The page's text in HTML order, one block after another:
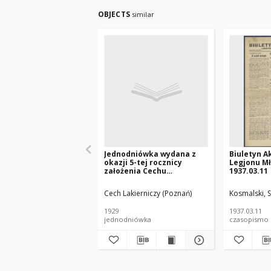
OBJECTS similar
Jednodniówka wydana z
okazji 5-tej rocznicy
założenia Cechu
: 1924-1929.
Cech Lakierniczy (Poznań)
1929
jednodniówka
Biuletyn
Legjonu
1937.03.11
Kosmalski,
1937.03.11
czasopismo